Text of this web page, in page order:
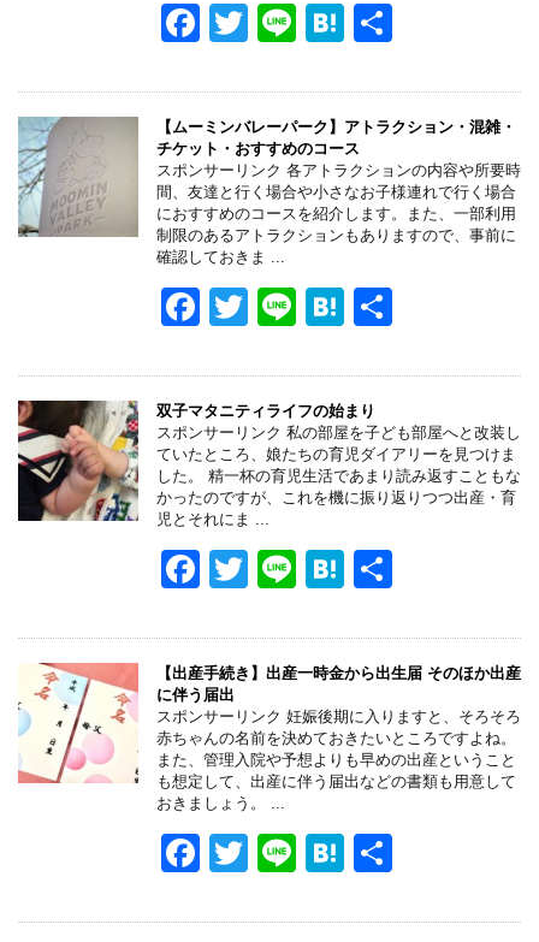
F
c
e
b
o
o
k
T
tt
er
Li
e
H
e
n
a
【ムーミンバレーパーク】アトラクション・混雑・
チケット・おすすめのコース
スポンサーリンク 各アトラクションの内容や所要時
間、友達と行く場合や小さなお子様連れで行く場合
におすすめのコースを紹介します。また、一部利用
制限のあるアトラクションもありますので、事前に
確認しておきま ...
F
c
e
b
o
o
k
T
tt
er
Li
e
H
e
n
a
双子マタニティライフの始まり
スポンサーリンク 私の部屋を子ども部屋へと改装し
ていたところ、娘たちの育児ダイアリーを見つけま
した。 精一杯の育児生活であまり読み返すこともな
かったのですが、これを機に振り返りつつ出産・育
児とそれにま ...
F
c
e
b
o
o
k
T
tt
er
Li
e
H
e
n
a
【出産手続き】出産一時金から出生届 そのほか出産
に伴う届出
スポンサーリンク 妊娠後期に入りますと、そろそろ
赤ちゃんの名前を決めておきたいところですよね。
また、管理入院や予想よりも早めの出産ということ
も想定して、出産に伴う届出などの書類も用意して
おきましょう。 ...
F
c
T
tt
Li
e
H
e